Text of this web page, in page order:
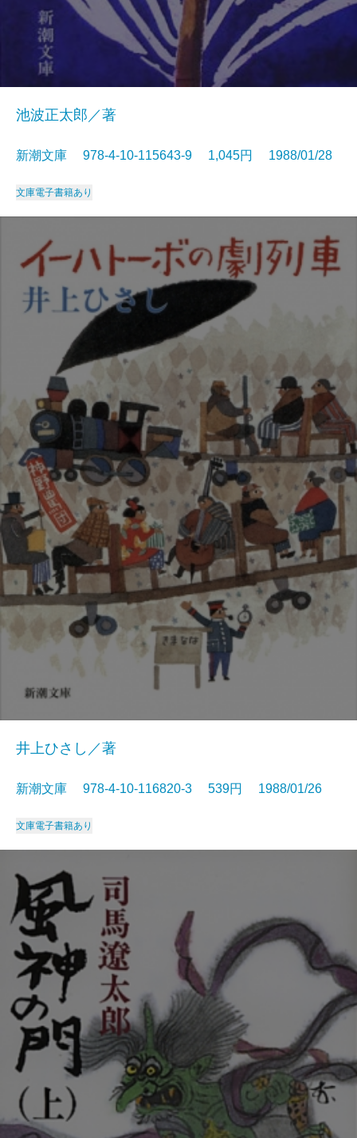
池波正太郎／著
新潮文庫 978-4-10-115643-9 1,045円 1988/01/28
文庫電子書籍あり
井上ひさし／著
新潮文庫 978-4-10-116820-3 539円 1988/01/26
文庫電子書籍あり